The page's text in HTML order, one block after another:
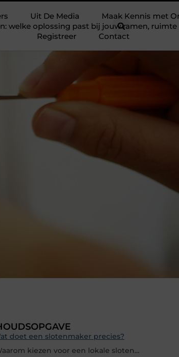
Uit De Media
Maak Kennis met
welke oplossing past bij jouw ramen,
Registreer
Contact
doet een slotenmaker precies?
Waarom kiezen voor een lokale slotenmaker in Duiven?